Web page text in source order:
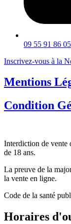
09 55 91 86 05
Inscrivez-vous à la
Mentions
Condition
Interdiction de vente
de 18 ans.
La preuve de la
la vente en ligne.
Code de la santé
Horaires